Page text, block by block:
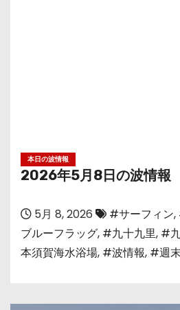
本日の波情報
2026年5月8日の波情報
5月 8, 2026 #サーフィン,
ブルーフラッグ, #九十九里, #
本須賀海水浴場, #波情報, #週